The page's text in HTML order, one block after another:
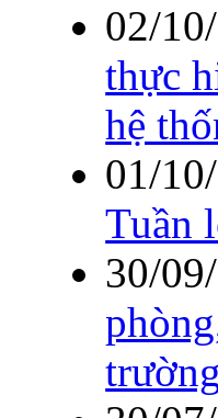
02/
thực
hệ
01/
Tuần
30/